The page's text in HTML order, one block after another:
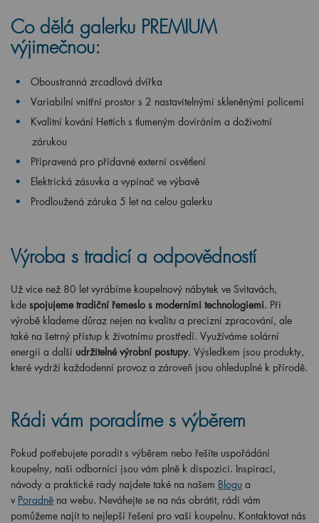
Co dělá galerku PREMIUM
výjimečnou:
Oboustranná zrcadlová dvířka
Variabilní vnitřní prostor s 2 nastavitelnými skleněnými policemi
Kvalitní kování Hettich s tlumeným dovíráním a doživotní
zárukou
Připravená pro přídavné externí osvětlení
Elektrická zásuvka a vypínač ve výbavě
Prodloužená záruka 5 let na celou galerku
Výroba s tradicí a odpovědností
Už více než 80 let vyrábíme koupelnový nábytek ve Svitavách,
kde spojujeme tradiční řemeslo s moderními technologiemi. Při
výrobě klademe důraz nejen na kvalitu a precizní zpracování, ale
také na šetrný přístup k životnímu prostředí. Využíváme solární
energii a další udržitelné výrobní postupy. Výsledkem jsou produkty,
které vydrží každodenní provoz a zároveň jsou ohleduplné k přírodě.
Rádi vám poradíme s výběrem
Pokud potřebujete poradit s výběrem nebo řešíte uspořádání
koupelny, naši odborníci jsou vám plně k dispozici. Inspiraci,
návody a praktické rady najdete také na našem Blogu a
v Poradně na webu. Neváhejte se na nás obrátit, rádi vám
pomůžeme najít to nejlepší řešení pro vaši koupelnu. Kontaktovat nás